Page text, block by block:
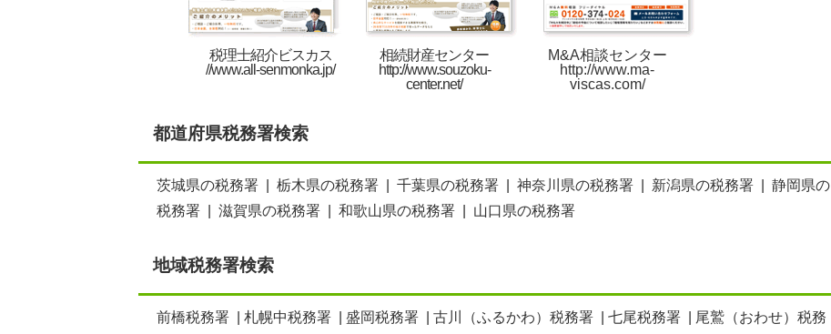
税理士紹介ビスカス
//www.all-senmonka.jp/
相続財産センター
http://www.souzoku-
center.net/
M&A相談センター
http://www.ma-
viscas.com/
都道府県税務署検索
茨城県の税務署 栃木県の税務署 千葉県の税務署 神奈川県の税務署 新潟県の税務署
静岡県の
税務署
滋賀県の税務署 和歌山県の税務署 山口県の税務署
地域税務署検索
前橋税務署 札幌中税務署 盛岡税務署 古川（ふるかわ）税務署 七尾税務署
尾鷲（おわせ）税務